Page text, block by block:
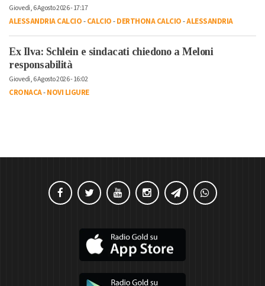
Giovedì, 6 Agosto 2026 - 17:17
ALESSANDRIA CALCIO-CALCIO-DERTHONA CALCIO-ALESSANDRIA
Ex Ilva: Schlein e sindacati chiedono a Meloni
responsabilità
Giovedì, 6 Agosto 2026 - 16:02
CRONACA-NOVI LIGURE